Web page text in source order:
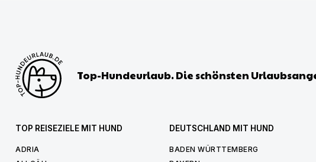
Top-Hundeurlaub. Die schönsten
TOP REISEZIELE MIT HUND
ADRIA
DEUTSCHLAND MIT HUND
BADEN WÜRTTEMBERG